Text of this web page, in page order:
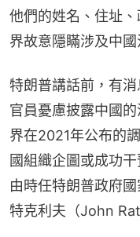
他們的姓名、住址
界故意隱瞞涉及中國
特朗普講話前，有
官員憂慮披露中國
界在2021年公布的
國組織企圖或成功
由時任特朗普政府
特克利夫（John